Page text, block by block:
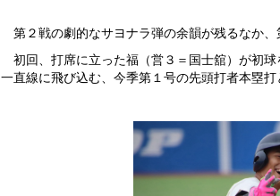
第２戦の劇的なサヨナラ弾の余韻が残るなか、
初回、打席に立った福（営３＝国士舘）が初
一直線に飛び込む、今季第１号の先頭打者本塁打